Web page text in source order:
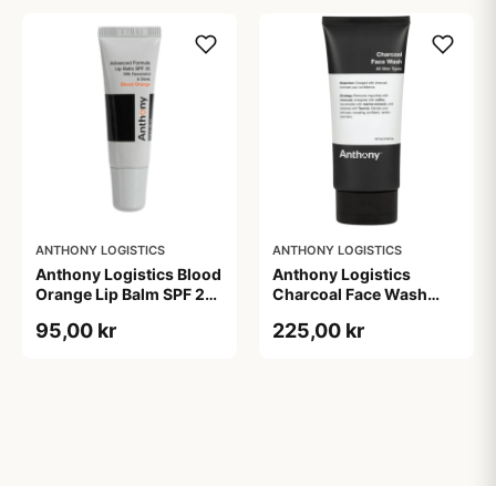
ANTHONY LOGISTICS
Anthony Logistics Blood
Orange Lip Balm SPF 25
95,00 kr
ANTHONY LOGISTICS
Anthony Logistics
Charcoal Face Wash
225,00 kr